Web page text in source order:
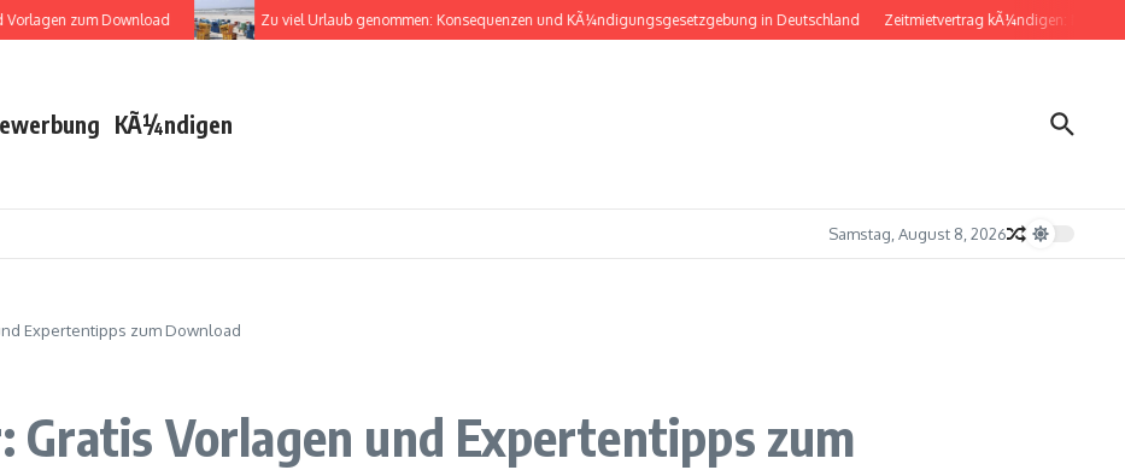
zum Download Zu viel Urlaub genommen: Konsequenzen und KÃ¼ndigungsgesetzgebung in Deutschland Zeitmietvertrag kÃ¼ndigen: Musterbrief
KÃ¼ndigen
Samstag, August 8, 2026
Expertentipps zum Download
Gratis Vorlagen und Expertentipps zum